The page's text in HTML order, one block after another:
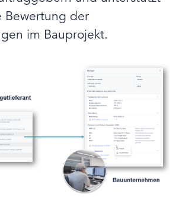
Bewertung der
im Bauprojekt.